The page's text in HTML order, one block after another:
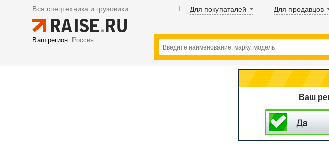
Вся спецтехника и грузовики Для покупаталей Для продавцов
Ваш регион: Россия
Ваш